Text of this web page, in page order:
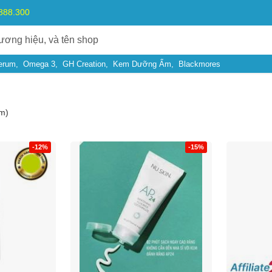
Omega 3 GH Creation Kem Dưỡng Ẩm Blackmores
-12% -15%